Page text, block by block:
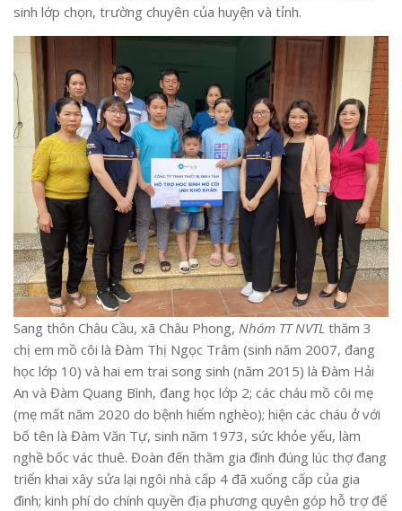
sinh lớp chọn, trường chuyên của huyện và tỉnh.
Sang thôn Châu Cầu, xã Châu Phong, Nhóm TT NVTL thăm 3
chị em mồ côi là Đàm Thị Ngọc Trâm (sinh năm 2007, đang
học lớp 10) và hai em trai song sinh (năm 2015) là Đàm Hải
An và Đàm Quang Bình, đang học lớp 2; các cháu mồ côi mẹ
(mẹ mất năm 2020 do bệnh hiểm nghèo); hiện các cháu ở với
bố tên là Đàm Văn Tự, sinh năm 1973, sức khỏe yếu, làm
nghề bốc vác thuê. Đoàn đến thăm gia đình đúng lúc thợ đang
triển khai xây sửa lại ngôi nhà cấp 4 đã xuống cấp của gia
đình; kinh phí do chính quyền địa phương quyên góp hỗ trợ để